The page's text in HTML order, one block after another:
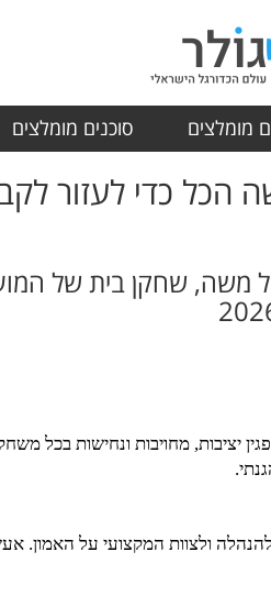
מומלצים סוכנים מומלצים
כדי לעזור
משה, שחקן בית של
מחויבות ונחישות בכל
ולצוות המקצועי על האמון.